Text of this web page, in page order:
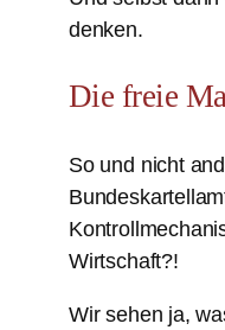
denken.
Die freie
So und nicht
Wirtschaft?!
Wir sehen ja,